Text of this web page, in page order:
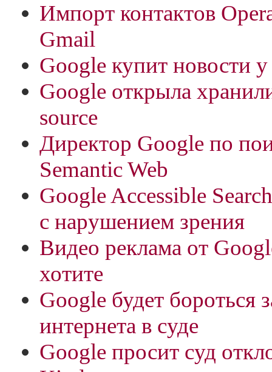
Импорт контактов
Gmail
Google купит новости
Google открыла
source
Директор Google по
Semantic Web
Google Accessible
с нарушением зрения
Видео реклама от
хотите
Google будет бороться
интернета в суде
Google просит суд